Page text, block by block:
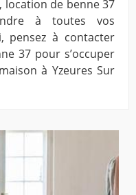
location de benne 37
à toutes vos
pensez à contacter
37 pour s’occuper
à Yzeures Sur